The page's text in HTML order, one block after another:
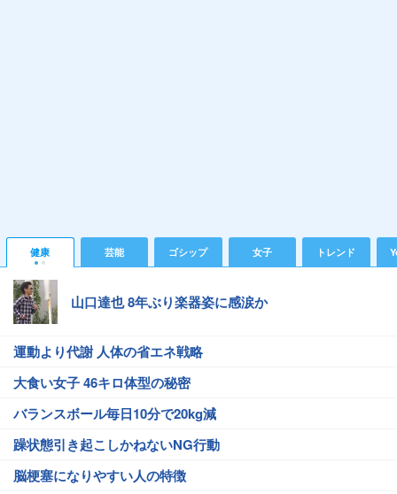
健康 芸能 ゴシップ 女子 トレンド
山口達也 8年ぶり楽器姿に感涙か
運動より代謝 人体の省エネ戦略
大食い女子 46キロ体型の秘密
バランスボール毎日10分で20kg減
躁状態引き起こしかねないNG行動
脳梗塞になりやすい人の特徴